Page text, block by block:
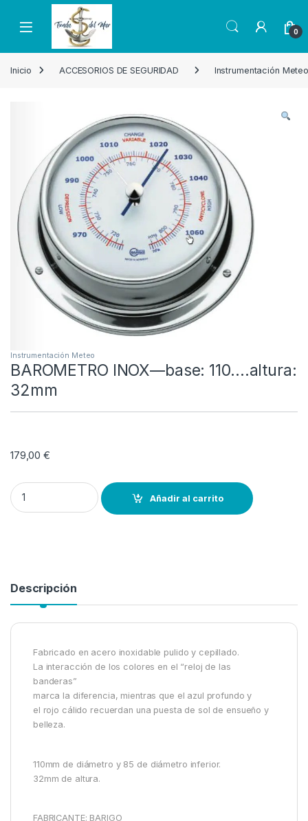
Skip to navigation
Skip to content
Open 0
Inicio ACCESORIOS DE SEGURIDAD Instrumentación
Instrumentación Meteo
BAROMETRO INOX––base: 110….altura:
32mm
179,00€
BAROMETRO INOX--–base: 110….altura: 32mm quantity
Añadir al carrito
Descripción
Fabricado en acero inoxidable pulido y cepillado.
La interacción de los colores en el “reloj de las
banderas”
marca la diferencia, mientras que el azul profundo y
el rojo cálido recuerdan una puesta de sol de ensueño y
belleza.
110mm de diámetro y 85 de diámetro inferior.
32mm de altura.
FABRICANTE: BARIGO